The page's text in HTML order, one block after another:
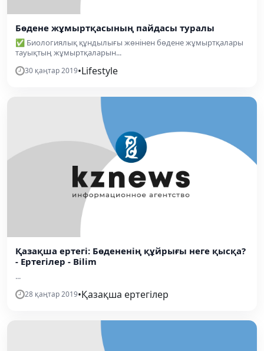
Бөдене жұмыртқасының пайдасы туралы
✅ Биологиялық құндылығы жөнінен бө­дене жұмыртқалары
тауықтың жұмыртқа­ларын...
30 қаңтар 2019•Lifestyle
Қазақша ертегі: Бөдененің құйрығы неге қысқа?
- Ертегілер - Bilim
...
28 қаңтар 2019•Қазақша ертегілер